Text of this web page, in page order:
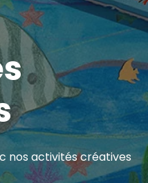
nos activités créatives